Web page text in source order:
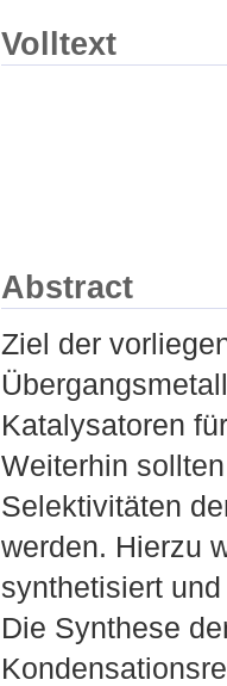
Volltext
Abstract
Ziel der
Katalysatoren
Weiterhin
Selektivitäten
werden. Hierzu
synthetisiert
Die Synthese